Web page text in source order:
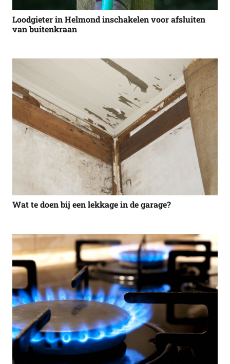
Loodgieter in Helmond inschakelen voor afsluiten
van buitenkraan
Wat te doen bij een lekkage in de garage?